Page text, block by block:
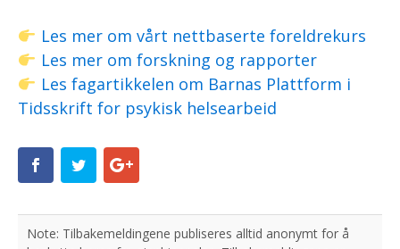
Les mer om vårt nettbaserte foreldrekurs
Les mer om forskning og rapporter
Les fagartikkelen om Barnas Plattform i
Tidsskrift for psykisk helsearbeid